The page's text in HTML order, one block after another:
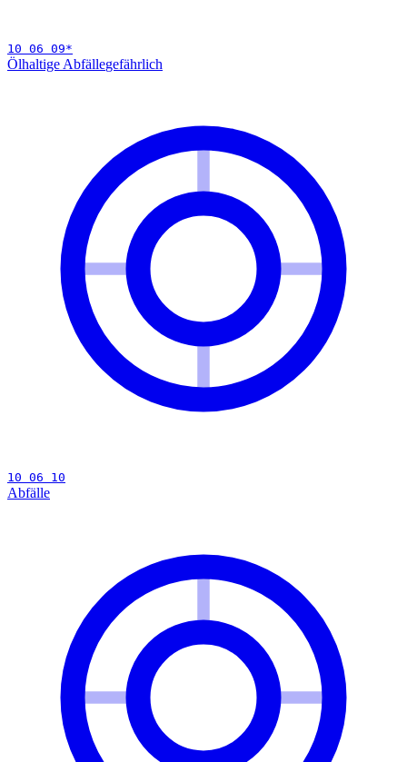
10 06 09*
Ölhaltige Abfällegefährlich
10 06 10
Abfälle